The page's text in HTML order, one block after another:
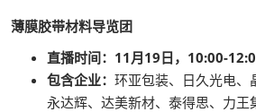
薄膜胶带材料导览团
直播时间：11月19日，10:00-
包含企业： 环亚包装、日久光电、
永达辉、达美新材、泰得思、力王